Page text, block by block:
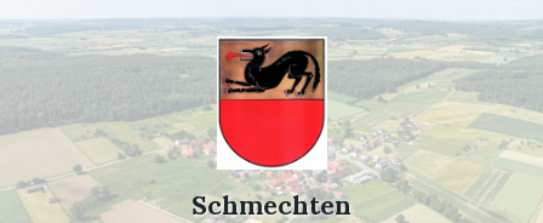
to
content
to
main
to
footer
Schmechten